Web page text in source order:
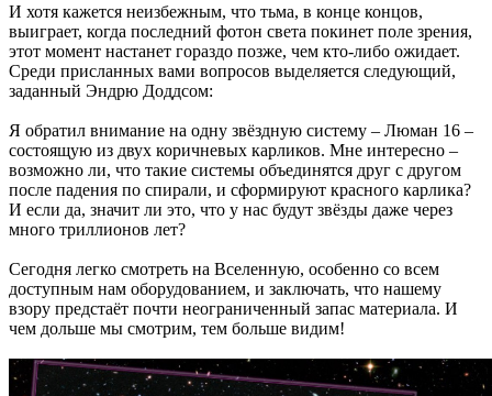
И хотя кажется неизбежным, что тьма, в конце концов,
выиграет, когда последний фотон света покинет поле зрения,
этот момент настанет гораздо позже, чем кто-либо ожидает.
Среди присланных вами вопросов выделяется следующий,
заданный Эндрю Доддсом:
Я обратил внимание на одну звёздную систему – Люман 16 –
состоящую из двух коричневых карликов. Мне интересно –
возможно ли, что такие системы объединятся друг с другом
после падения по спирали, и сформируют красного карлика?
И если да, значит ли это, что у нас будут звёзды даже через
много триллионов лет?
Сегодня легко смотреть на Вселенную, особенно со всем
доступным нам оборудованием, и заключать, что нашему
взору предстаёт почти неограниченный запас материала. И
чем дольше мы смотрим, тем больше видим!